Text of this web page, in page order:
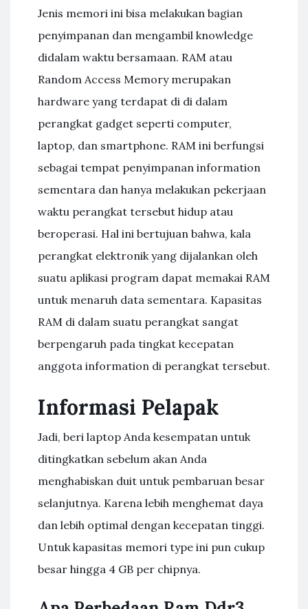
Jenis memori ini bisa melakukan bagian
penyimpanan dan mengambil knowledge
didalam waktu bersamaan. RAM atau
Random Access Memory merupakan
hardware yang terdapat di di dalam
perangkat gadget seperti computer,
laptop, dan smartphone. RAM ini berfungsi
sebagai tempat penyimpanan information
sementara dan hanya melakukan pekerjaan
waktu perangkat tersebut hidup atau
beroperasi. Hal ini bertujuan bahwa, kala
perangkat elektronik yang dijalankan oleh
suatu aplikasi program dapat memakai RAM
untuk menaruh data sementara. Kapasitas
RAM di dalam suatu perangkat sangat
berpengaruh pada tingkat kecepatan
anggota information di perangkat tersebut.
Informasi Pelapak
Jadi, beri laptop Anda kesempatan untuk
ditingkatkan sebelum akan Anda
menghabiskan duit untuk pembaruan besar
selanjutnya. Karena lebih menghemat daya
dan lebih optimal dengan kecepatan tinggi.
Untuk kapasitas memori type ini pun cukup
besar hingga 4 GB per chipnya.